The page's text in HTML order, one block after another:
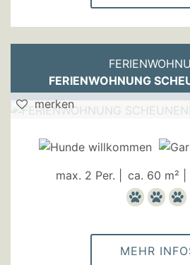
FERIENWOHNUNG
merken
max. 2 Per. | ca. 60 m² |
MEHR